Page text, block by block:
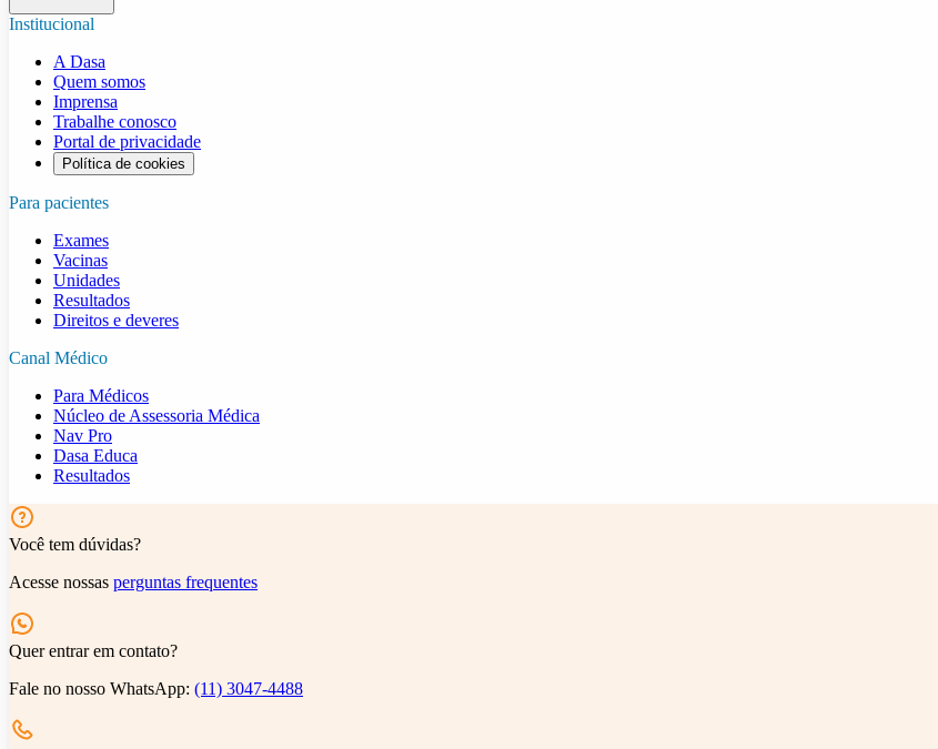
Institucional
A Dasa
Quem somos
Imprensa
Trabalhe conosco
Portal de privacidade
Política de cookies
Para pacientes
Exames
Vacinas
Unidades
Resultados
Direitos e deveres
Canal Médico
Para Médicos
Núcleo de Assessoria Médica
Nav Pro
Dasa Educa
Resultados
Você tem dúvidas?
Acesse nossas perguntas frequentes
Quer entrar em contato?
Fale no nosso WhatsApp: (11) 3047-4488